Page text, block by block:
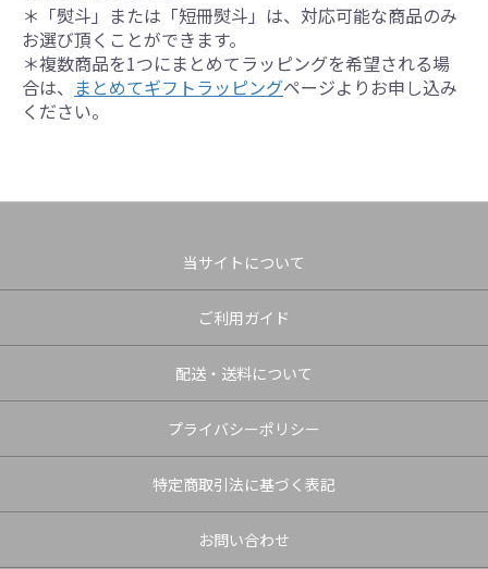
＊「熨斗」または「短冊熨斗」は、対応可能な商品のみ
お選び頂くことができます。
＊複数商品を1つにまとめてラッピングを希望される場
合は、 まとめてギフトラッピングページよりお申し込み
ください。
当サイトについて
ご利用ガイド
配送・送料について
プライバシーポリシー
特定商取引法に基づく表記
お問い合わせ